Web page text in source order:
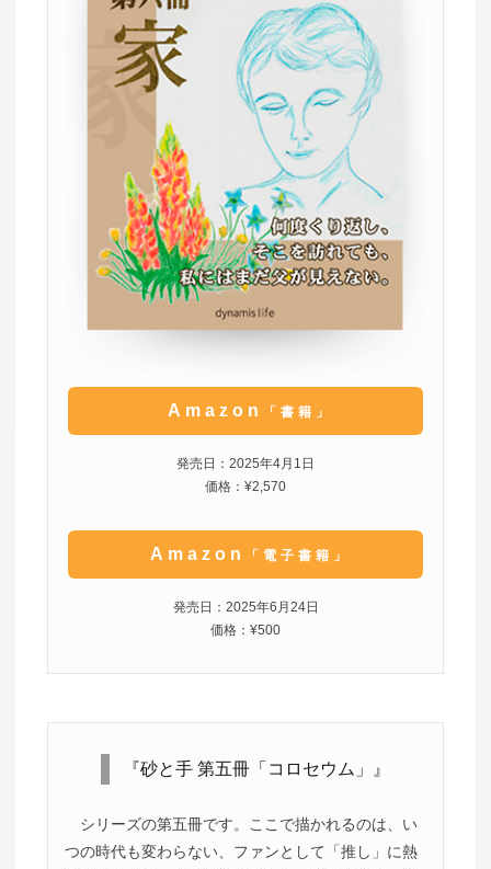
Amazon 「書籍」
発売日：2025年4月1日
価格：¥2,570
Amazon 「電子書籍」
発売日：2025年6月24日
価格：¥500
『砂と手 第五冊「コロセウム」』
シリーズの第五冊です。ここで描かれるのは、い
つの時代も変わらない、ファンとして「推し」に熱